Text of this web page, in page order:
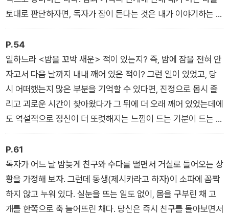
토대로 판단하자면, 독자가 잠이 든다는 것은 내가 이야기하는 내
용을 머릿속에 통합하고 기억하려는 충동을 거부할 수 없다는 뜻
이니, 나로서는 가장 큰 찬사를 받는 셈이니까. 그러니 이 책을 읽
는 동안 의식의 흐름이 출렁이는 대로 마음껏 의식의 안팎을 오가
시라. 나는 전혀 기분이 상하지 않을 것이다. 정반대로, 기뻐할 것
이다.
_1장 잠이 들다
P.54
일하느라 <밤을 꼬박 새운> 적이 있는지? 즉, 밤에 잠을 전혀 안
자고서 다음 날까지 내내 깨어 있은 적이? 그런 일이 있었고, 당
시 어떠했는지 많은 부분을 기억할 수 있다면, 진정으로 몹시 졸
리고 괴로운 시간이 찾아왔다가 그 뒤에 더 오래 깨어 있었는데에
도 역설적으로 정신이 더 또렷해지는 느낌이 드는 기분이 드는 때
도 있었을 것이다. 왜 그럴까?
_2장 카페인, 시차증, 멜라토닌
P.61
독자가 어느 날 밤늦게 친구와 수다를 떨면서 거실로 들어오는 상
황을 가정해 보자. 그런데 동생(제시카라고 하자)이 소파에 꼼짝
하지 않고 누워 있다. 실눈을 뜨는 일도 없이, 몸을 구부린 채 고
개를 한쪽으로 축 늘어뜨린 채다. 당신은 즉시 친구를 돌아보면서